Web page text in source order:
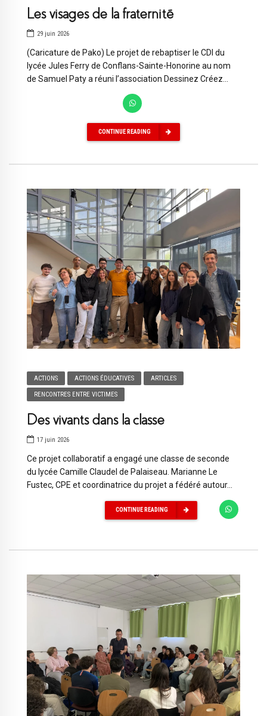
Les visages de la fraternité
29 juin 2026
(Caricature de Pako) Le projet de rebaptiser le CDI du
lycée Jules Ferry de Conflans-Sainte-Honorine au nom
de Samuel Paty a réuni l’association Dessinez Créez...
CONTINUE READING
ACTIONS ACTIONS ÉDUCATIVES ARTICLES
RENCONTRES ENTRE VICTIMES
Des vivants dans la classe
17 juin 2026
Ce projet collaboratif a engagé une classe de seconde
du lycée Camille Claudel de Palaiseau. Marianne Le
Fustec, CPE et coordinatrice du projet a fédéré autour...
CONTINUE READING